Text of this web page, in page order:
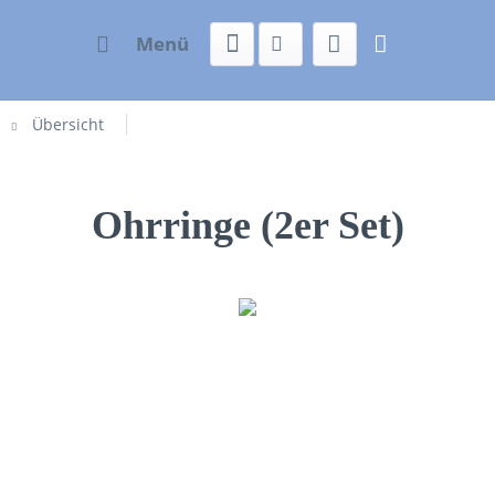
Menü
Übersicht
Ohrringe (2er Set)